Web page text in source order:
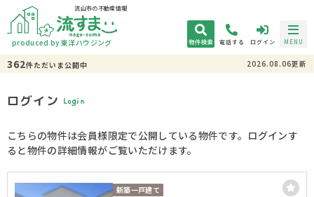
流山市の不動産情報
produced by 東洋ハウジング 物件検索 電話する ログイン MENU
362件ただいま公開中 2026.08.06更新
ログイン Login
こちらの物件は会員様限定で公開している物件です。ログインす
ると物件の詳細情報がご覧いただけます。
新築一戸建て